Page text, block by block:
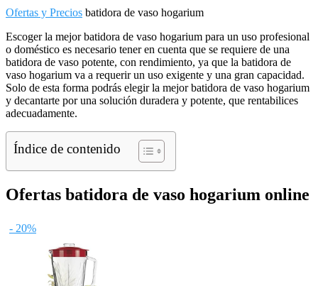
Ofertas y Precios batidora de vaso hogarium
Escoger la mejor batidora de vaso hogarium para un uso profesional
o doméstico es necesario tener en cuenta que se requiere de una
batidora de vaso potente, con rendimiento, ya que la batidora de
vaso hogarium va a requerir un uso exigente y una gran capacidad.
Solo de esta forma podrás elegir la mejor batidora de vaso hogarium
y decantarte por una solución duradera y potente, que rentabilices
adecuadamente.
Índice de contenido
Ofertas batidora de vaso hogarium online
- 20%